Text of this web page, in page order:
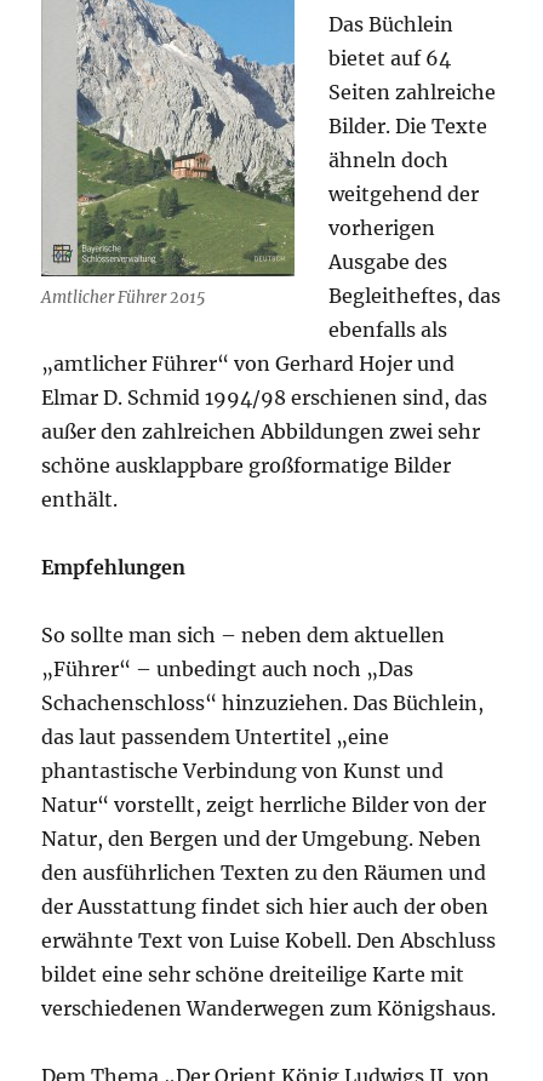
Amtlicher Führer 2015
Das Büchlein
bietet auf 64
Seiten zahlreiche
Bilder. Die Texte
ähneln doch
weitgehend der
vorherigen
Ausgabe des
Begleitheftes, das
ebenfalls als
„amtlicher Führer“ von Gerhard Hojer und
Elmar D. Schmid 1994/98 erschienen sind, das
außer den zahlreichen Abbildungen zwei sehr
schöne ausklappbare großformatige Bilder
enthält.
Empfehlungen
So sollte man sich – neben dem aktuellen
„Führer“ – unbedingt auch noch „Das
Schachenschloss“ hinzuziehen. Das Büchlein,
das laut passendem Untertitel „eine
phantastische Verbindung von Kunst und
Natur“ vorstellt, zeigt herrliche Bilder von der
Natur, den Bergen und der Umgebung. Neben
den ausführlichen Texten zu den Räumen und
der Ausstattung findet sich hier auch der oben
erwähnte Text von Luise Kobell. Den Abschluss
bildet eine sehr schöne dreiteilige Karte mit
verschiedenen Wanderwegen zum Königshaus.